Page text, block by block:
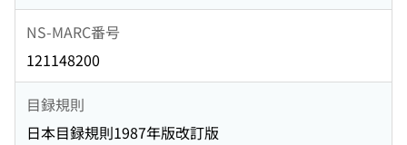
NS-MARC番号
121148200
目録規則
日本目録規則1987年版改訂版